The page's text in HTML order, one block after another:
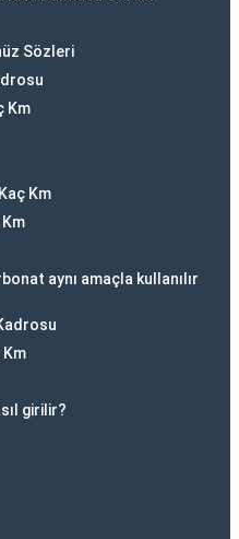
Sözleri
Km
Km
aynı amaçla kullanılır
Km
girilir?